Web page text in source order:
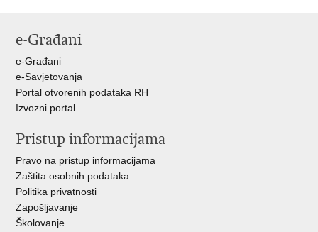
e-Građani
e-Građani
e-Savjetovanja
Portal otvorenih podataka RH
Izvozni portal
Pristup informacijama
Pravo na pristup informacijama
Zaštita osobnih podataka
Politika privatnosti
Zapošljavanje
Školovanje